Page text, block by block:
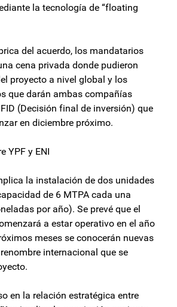
la tecnología de “floating
del acuerdo, los mandatarios
cena privada donde pudieron
proyecto a nivel global y los
que darán ambas compañías
(Decisión final de inversión) que
en diciembre próximo.
YPF y ENI
la instalación de dos unidades
de 6 MTPA cada una
por año). Se prevé que el
a estar operativo en el año
meses se conocerán nuevas
internacional que se
en la relación estratégica entre